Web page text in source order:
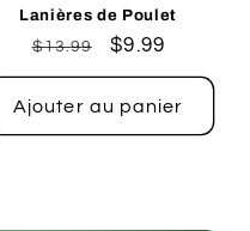
Lanières de Poulet
Prix
habituel
$13.99
Prix
promotionnel
$9.99
Ajouter au panier